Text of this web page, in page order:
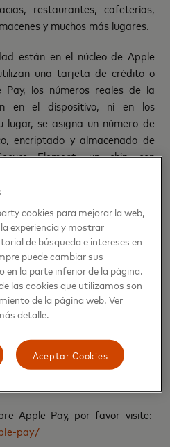
restaurantes, cafeterías,
y muchos más lugares.
están en el núcleo de Apple
una tarjeta de crédito o
los números reales de la
en el dispositivo, ni en los
lugar, se asigna un número de
encriptado y almacenado de
Element, un chip con
segura en el dispositivo.
En iPhone, simplemente
toque + y siga los pasos para
que agregue una tarjeta al
comenzar a usar Apple Pay
estará disponible para los
y St. Georges Bank. Los
todas las recompensas y
Apple Pay, por favor visite:
pay/
cookies para mejorar la web,
experiencia y mostrar
de búsqueda e intereses en
puede cambiar sus
la parte inferior de la página.
las cookies que utilizamos son
de la página web. Ver
detalle.
Aceptar Cookies